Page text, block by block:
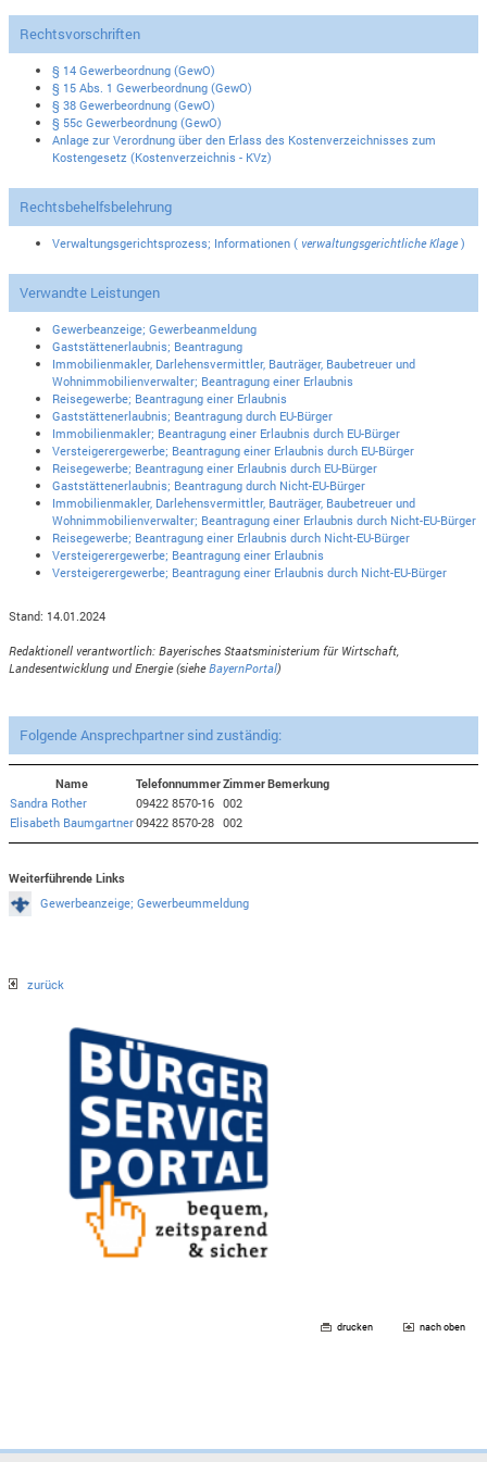
Rechtsvorschriften
§ 14 Gewerbeordnung (GewO)
§ 15 Abs. 1 Gewerbeordnung (GewO)
§ 38 Gewerbeordnung (GewO)
§ 55c Gewerbeordnung (GewO)
Anlage zur Verordnung über den Erlass des Kostenverzeichnisses zum
Kostengesetz (Kostenverzeichnis - KVz)
Rechtsbehelfsbelehrung
Verwaltungsgerichtsprozess; Informationen ( verwaltungsgerichtliche Klage)
Verwandte Leistungen
Gewerbeanzeige; Gewerbeanmeldung
Gaststättenerlaubnis; Beantragung
Immobilienmakler, Darlehensvermittler, Bauträger, Baubetreuer und
Wohnimmobilienverwalter; Beantragung einer Erlaubnis
Reisegewerbe; Beantragung einer Erlaubnis
Gaststättenerlaubnis; Beantragung durch EU-Bürger
Immobilienmakler; Beantragung einer Erlaubnis durch EU-Bürger
Versteigerergewerbe; Beantragung einer Erlaubnis durch EU-Bürger
Reisegewerbe; Beantragung einer Erlaubnis durch EU-Bürger
Gaststättenerlaubnis; Beantragung durch Nicht-EU-Bürger
Immobilienmakler, Darlehensvermittler, Bauträger, Baubetreuer und
Wohnimmobilienverwalter; Beantragung einer Erlaubnis durch Nicht-EU-Bürger
Reisegewerbe; Beantragung einer Erlaubnis durch Nicht-EU-Bürger
Versteigerergewerbe; Beantragung einer Erlaubnis
Versteigerergewerbe; Beantragung einer Erlaubnis durch Nicht-EU-Bürger
Stand: 14.01.2024
Redaktionell verantwortlich: Bayerisches Staatsministerium für Wirtschaft,
Landesentwicklung und Energie (sieheBayernPortal)
Folgende Ansprechpartner sind zuständig:
Name TelefonnummerZimmerBemerkung
Sandra Rother
09422 8570-16 002
Elisabeth Baumgartner09422 8570-28 002
Weiterführende Links
Gewerbeanzeige; Gewerbeummeldung
zurück
drucken nach oben